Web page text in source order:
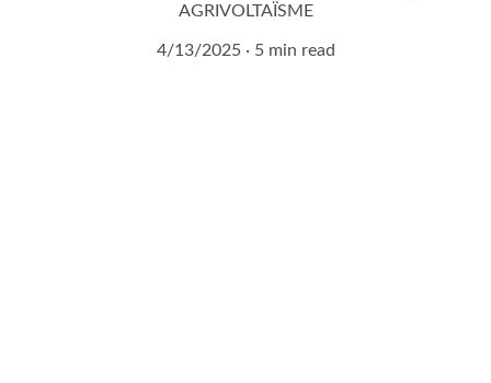
AGRIVOLTAÏSME
4/13/2025 5 min read